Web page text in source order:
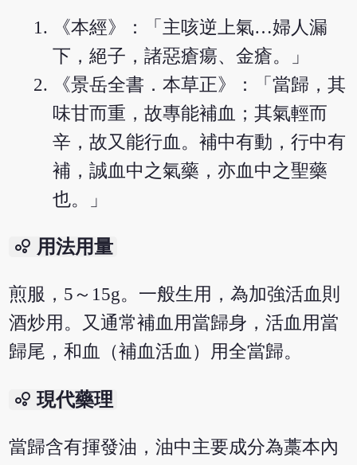
《本經》：「主咳逆上氣…婦人漏
下，絕子，諸惡瘡瘍、金瘡。」
《景岳全書．本草正》：「當歸，其
味甘而重，故專能補血；其氣輕而
辛，故又能行血。補中有動，行中有
補，誠血中之氣藥，亦血中之聖藥
也。」
bubble_chart 用法用量
煎服，5～15g。一般生用，為加強活血則
酒炒用。又通常補血用當歸身，活血用當
歸尾，和血（補血活血）用全當歸。
bubble_chart 現代藥理
當歸含有揮發油，油中主要成分為藁本內